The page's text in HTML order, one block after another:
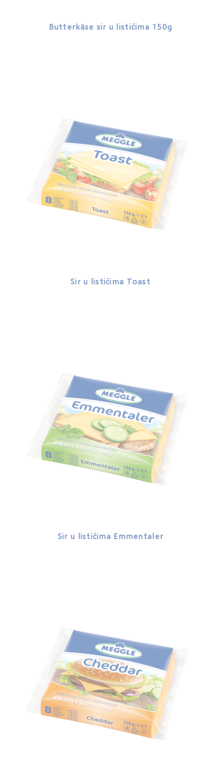
Butterkäse sir u listićima 150g
Sir u listićima Toast
Sir u listićima Emmentaler